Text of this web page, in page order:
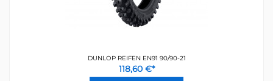
DUNLOP REIFEN EN91 90/90-21
118,60 €*